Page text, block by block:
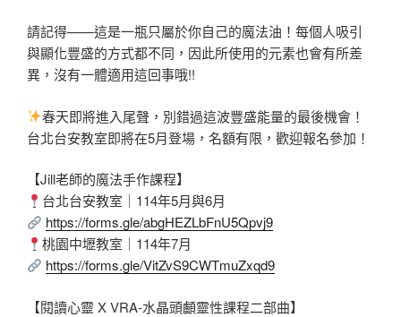
請記得——這是一瓶只屬於你自己的魔法油！每個人吸引
與顯化豐盛的方式都不同，因此所使用的元素也會有所差
異，沒有一體適用這回事哦!!
春天即將進入尾聲，別錯過這波豐盛能量的最後機會！
台北台安教室即將在5月登場，名額有限，歡迎報名參加！
【Jill老師的魔法手作課程】
台北台安教室｜114年5月與6月
https://forms.gle/abgHEZLbFnU5Qpvj9
桃園中壢教室｜114年7月
https://forms.gle/VitZvS9CWTmuZxqd9
【閱讀心靈 X VRA-水晶頭顱靈性課程二部曲】